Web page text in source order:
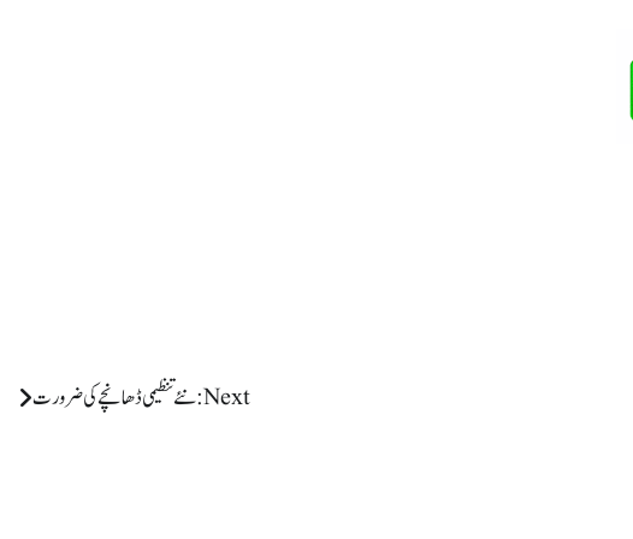
Next: نئے تنظیمی ڈھانچے کی ضرورت